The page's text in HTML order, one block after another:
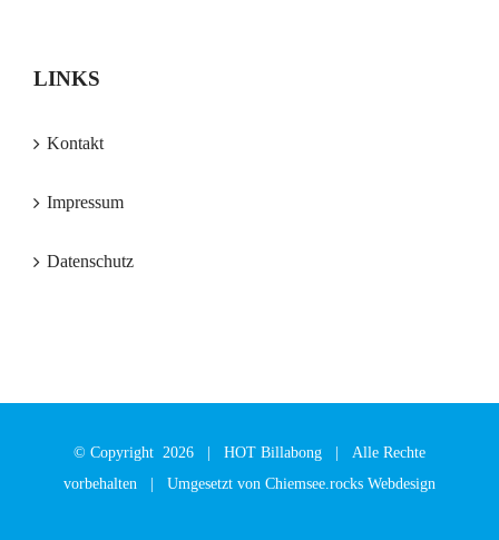
LINKS
Kontakt
Impressum
Datenschutz
© Copyright 2026 | HOT Billabong | Alle Rechte
vorbehalten | Umgesetzt von Chiemsee.rocks Webdesign